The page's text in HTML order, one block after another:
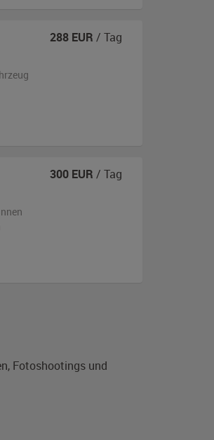
Fotoshootings und
288 EUR / Tag
300 EUR / Tag